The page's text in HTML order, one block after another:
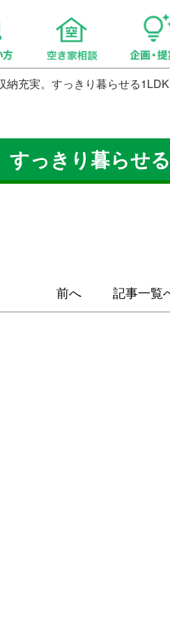
納充実。すっきり暮らせる1LDK
すっきり暮らせる
前へ 記事一覧